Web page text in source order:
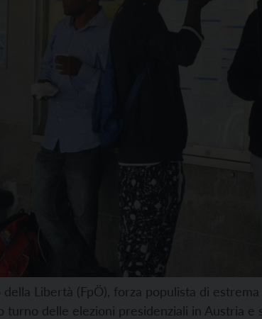
Libertà (FpÖ), forza populista di
delle elezioni presidenziali in Austria e